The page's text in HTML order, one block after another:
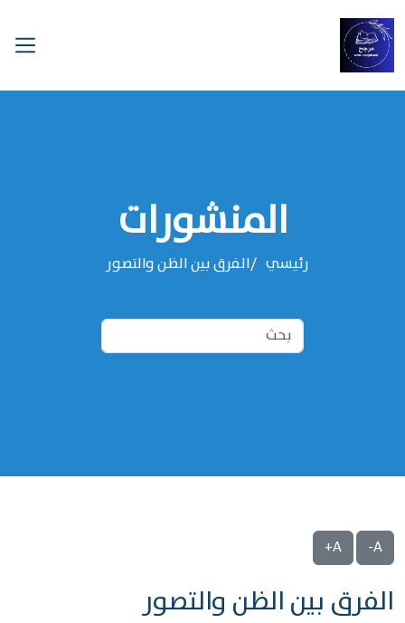
المنشورات
رئيسي الفرق بين الظن والتصور
A-
A+
الفرق بين الظن والتصور